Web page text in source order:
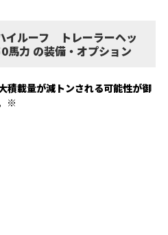
ルーフ トレーラーヘッ
力 の装備・オプション
積載量が減トンされる可能性が御
※